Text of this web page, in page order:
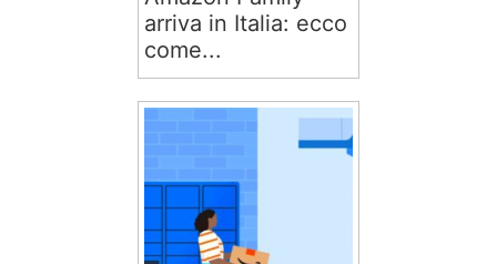
arriva in Italia: ecco
come...